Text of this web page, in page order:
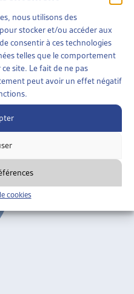
nous utilisons des
stocker et/ou accéder aux
consentir à ces technologies
telles que le comportement
site. Le fait de ne pas
peut avoir un effet négatif
cookies
DE L’AIDE SOCIALE
(RDU)
SOCIALE »: COMMENT
SYSTÈME DE
août 2003
ARTIAS